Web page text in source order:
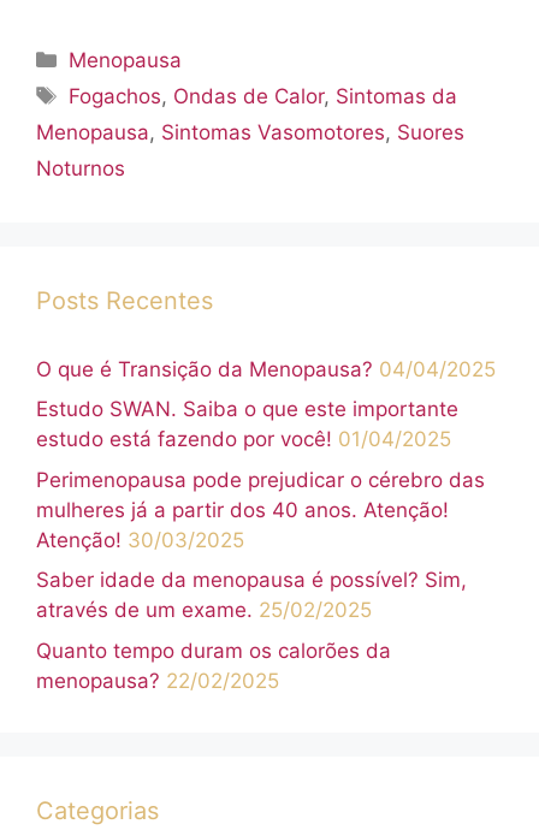
Categorias
Menopausa
Tags
Fogachos, Ondas de Calor, Sintomas da
Menopausa, Sintomas Vasomotores, Suores
Noturnos
Posts Recentes
O que é Transição da Menopausa? 04/04/2025
Estudo SWAN. Saiba o que este importante
estudo está fazendo por você! 01/04/2025
Perimenopausa pode prejudicar o cérebro das
mulheres já a partir dos 40 anos. Atenção!
Atenção! 30/03/2025
Saber idade da menopausa é possível? Sim,
através de um exame. 25/02/2025
Quanto tempo duram os calorões da
menopausa? 22/02/2025
Categorias